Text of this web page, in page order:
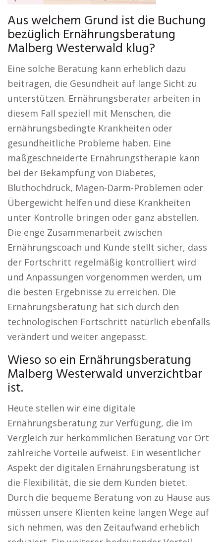
Aus welchem Grund ist die Buchung
bezüglich Ernährungsberatung
Malberg Westerwald klug?
Eine solche Beratung kann erheblich dazu
beitragen, die Gesundheit auf lange Sicht zu
unterstützen. Ernährungsberater arbeiten in
diesem Fall speziell mit Menschen, die
ernährungsbedingte Krankheiten oder
gesundheitliche Probleme haben. Eine
maßgeschneiderte Ernährungstherapie kann
bei der Bekämpfung von Diabetes,
Bluthochdruck, Magen-Darm-Problemen oder
Übergewicht helfen und diese Krankheiten
unter Kontrolle bringen oder ganz abstellen.
Die enge Zusammenarbeit zwischen
Ernährungscoach und Kunde stellt sicher, dass
der Fortschritt regelmäßig kontrolliert wird
und Anpassungen vorgenommen werden, um
die besten Ergebnisse zu erreichen. Die
Ernährungsberatung hat sich durch den
technologischen Fortschritt natürlich ebenfalls
verändert und weiter angepasst.
Wieso so ein Ernährungsberatung
Malberg Westerwald unverzichtbar
ist.
Heute stellen wir eine digitale
Ernährungsberatung zur Verfügung, die im
Vergleich zur herkömmlichen Beratung vor Ort
zahlreiche Vorteile aufweist. Ein wesentlicher
Aspekt der digitalen Ernährungsberatung ist
die Flexibilität, die sie dem Kunden bietet.
Durch die bequeme Beratung von zu Hause aus
müssen unsere Klienten keine langen Wege auf
sich nehmen, was den Zeitaufwand erheblich